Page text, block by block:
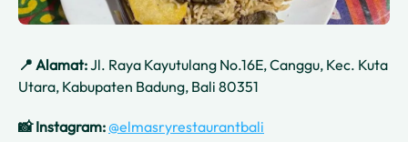
📍 Alamat:Jl. Raya Kayutulang No.16E, Canggu, Kec. Kuta
Utara, Kabupaten Badung, Bali 80351
📸 Instagram:@elmasryrestaurantbali